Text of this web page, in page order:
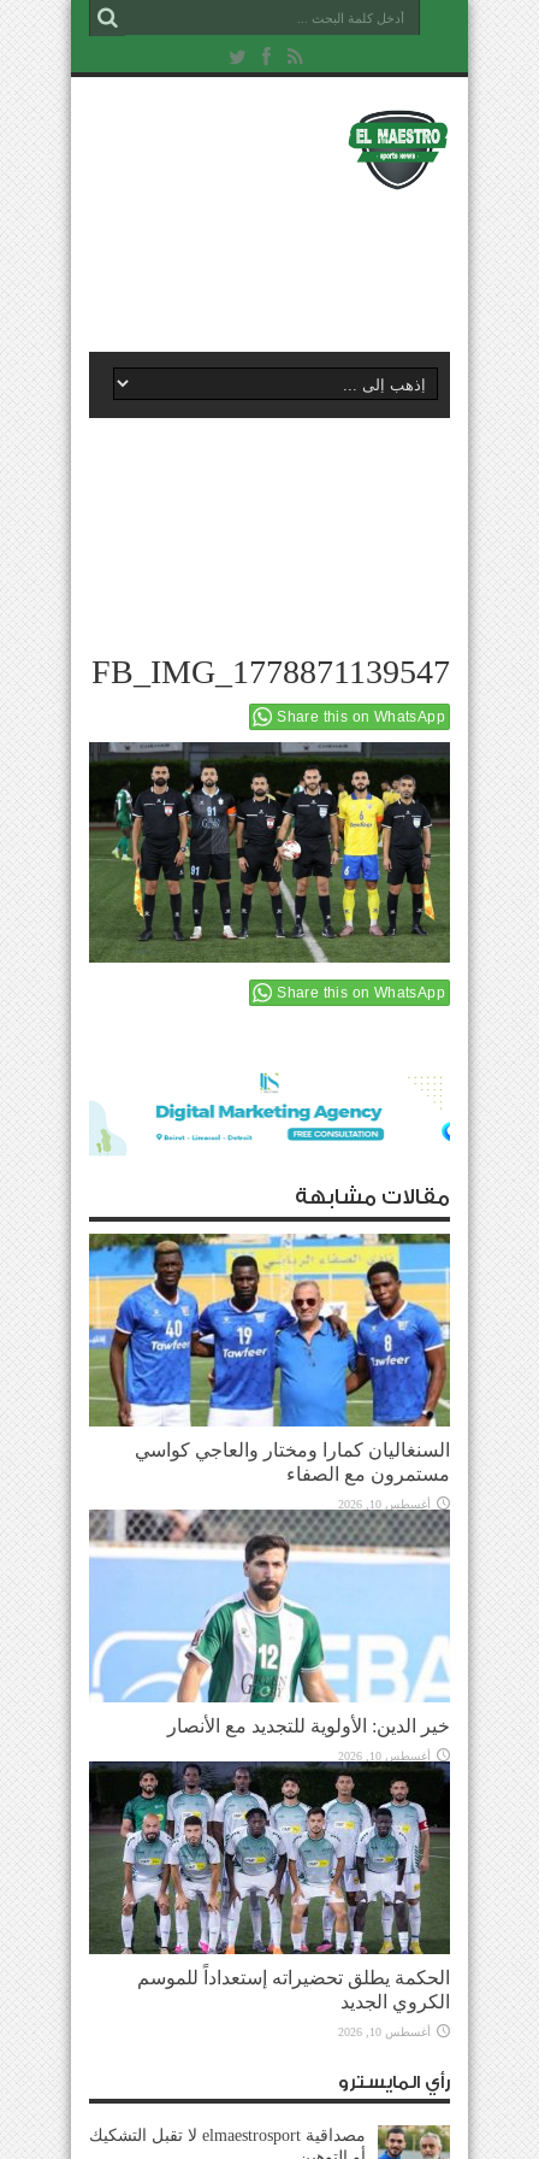
FB_IMG_1778871139547
Share this on WhatsApp
Share this on WhatsApp
مقالات مشابهة
السنغاليان كمارا ومختار والعاجي كواسي
مستمرون مع الصفاء
أغسطس 10, 2026
خير الدين: الأولوية للتجديد مع الأنصار
أغسطس 10, 2026
الحكمة يطلق تحضيراته إستعداداً للموسم
الكروي الجديد
أغسطس 10, 2026
رأي المايسترو
مصداقية elmaestrosport لا تقبل التشكيك